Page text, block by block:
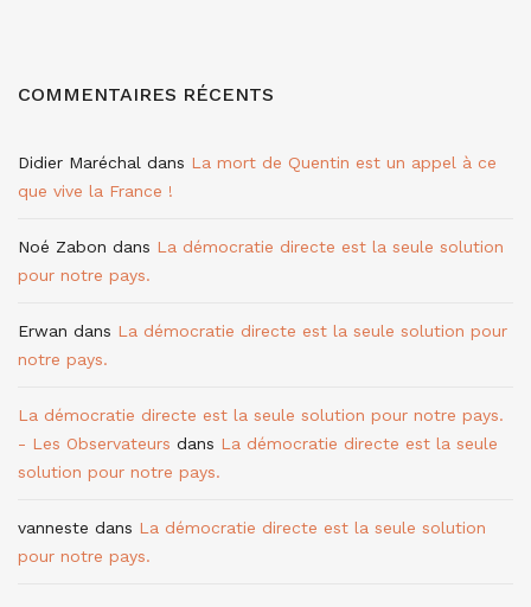
COMMENTAIRES RÉCENTS
Didier Maréchal dans La mort de Quentin est un appel à ce
que vive la France !
Noé Zabon dans La démocratie directe est la seule solution
pour notre pays.
Erwan dans La démocratie directe est la seule solution pour
notre pays.
La démocratie directe est la seule solution pour notre pays.
- Les Observateurs dans La démocratie directe est la seule
solution pour notre pays.
vanneste dans La démocratie directe est la seule solution
pour notre pays.